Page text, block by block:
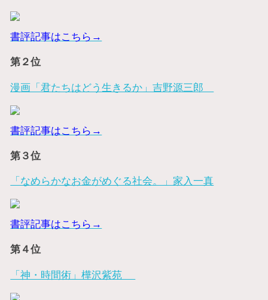
書評記事はこちら→
第２位
漫画「君たちはどう生きるか」吉野源三郎
書評記事はこちら→
第３位
「なめらかなお金がめぐる社会。」家入一真
書評記事はこちら→
第４位
「神・時間術」樺沢紫苑